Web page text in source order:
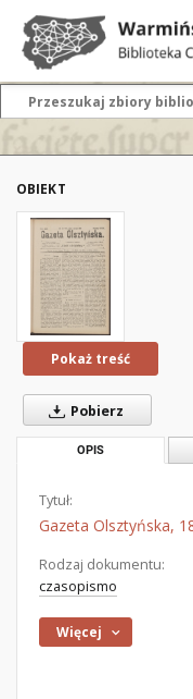
OBIEKT
Pokaż treść
Pobierz
OPIS
Tytuł:
Gazeta Olsztyńska,
Rodzaj dokumentu:
czasopismo
Więcej